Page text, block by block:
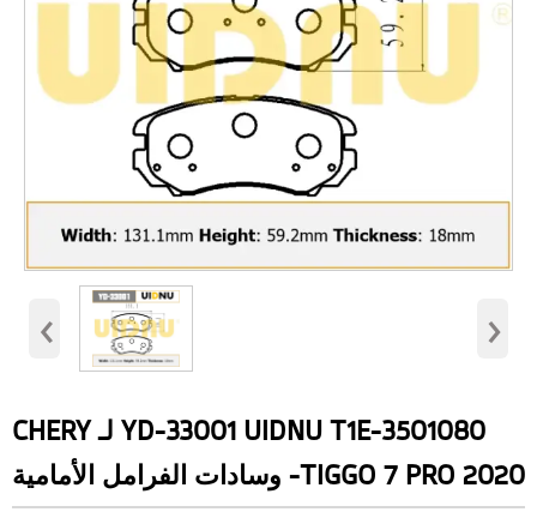
‹ ›
YD-33001 UIDNU T1E-3501080 لـ CHERY
TIGGO 7 PRO 2020- وسادات الفرامل الأمامية